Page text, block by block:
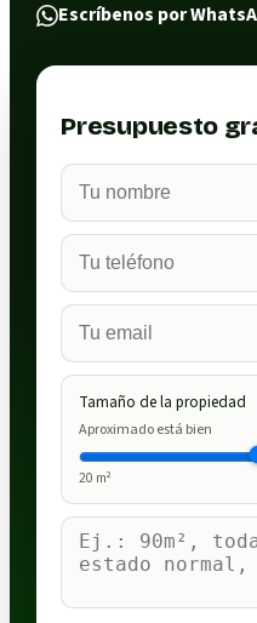
Escríbenos por
Presupuesto
Tamaño de la propiedad
Aproximado está bien
20 m²